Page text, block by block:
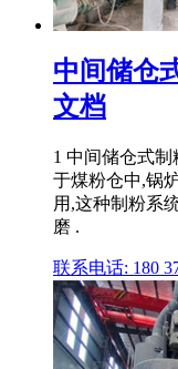
中间储仓
文档
1 中间储仓式
于煤粉仓中,锅
用,这种制粉系
磨 .
联系电话: 180